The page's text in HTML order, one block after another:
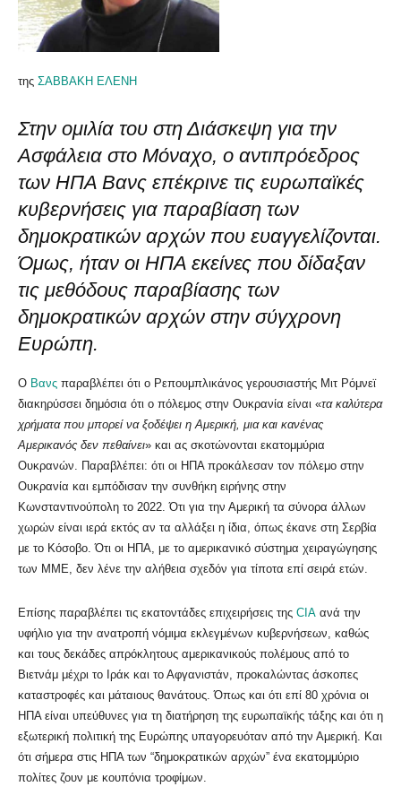
της ΣΑΒΒΑΚΗ ΕΛΕΝΗ
Στην ομιλία του στη Διάσκεψη για την
Ασφάλεια στο Μόναχο, ο αντιπρόεδρος
των ΗΠΑ Βανς επέκρινε τις ευρωπαϊκές
κυβερνήσεις για παραβίαση των
δημοκρατικών αρχών που ευαγγελίζονται.
Όμως, ήταν οι ΗΠΑ εκείνες που δίδαξαν
τις μεθόδους παραβίασης των
δημοκρατικών αρχών στην σύγχρονη
Ευρώπη.
Ο Βανς παραβλέπει ότι ο Ρεπουμπλικάνος γερουσιαστής Μιτ Ρόμνεϊ
διακηρύσσει δημόσια ότι ο πόλεμος στην Ουκρανία είναι «τα καλύτερα
χρήματα που μπορεί να ξοδέψει η Αμερική, μια και κανένας
Αμερικανός δεν πεθαίνει» και ας σκοτώνονται εκατομμύρια
Ουκρανών. Παραβλέπει: ότι οι ΗΠΑ προκάλεσαν τον πόλεμο στην
Ουκρανία και εμπόδισαν την συνθήκη ειρήνης στην
Κωνσταντινούπολη το 2022. Ότι για την Αμερική τα σύνορα άλλων
χωρών είναι ιερά εκτός αν τα αλλάξει η ίδια, όπως έκανε στη Σερβία
με το Κόσοβο. Ότι οι ΗΠΑ, με το αμερικανικό σύστημα χειραγώγησης
των ΜΜΕ, δεν λένε την αλήθεια σχεδόν για τίποτα επί σειρά ετών.
Επίσης παραβλέπει τις εκατοντάδες επιχειρήσεις της CIA ανά την
υφήλιο για την ανατροπή νόμιμα εκλεγμένων κυβερνήσεων, καθώς
και τους δεκάδες απρόκλητους αμερικανικούς πολέμους από το
Βιετνάμ μέχρι το Ιράκ και το Αφγανιστάν, προκαλώντας άσκοπες
καταστροφές και μάταιους θανάτους. Όπως και ότι επί 80 χρόνια οι
ΗΠΑ είναι υπεύθυνες για τη διατήρηση της ευρωπαϊκής τάξης και ότι η
εξωτερική πολιτική της Ευρώπης υπαγορευόταν από την Αμερική. Και
ότι σήμερα στις ΗΠΑ των “δημοκρατικών αρχών” ένα εκατομμύριο
πολίτες ζουν με κουπόνια τροφίμων.